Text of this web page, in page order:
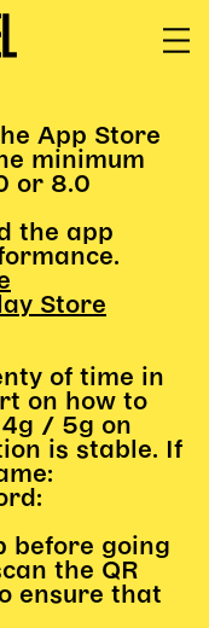
App Store
minimum
or 8.0
the app
Store
of time in
on how to
4g / 5g on
is stable. If
before going
the QR
ensure that